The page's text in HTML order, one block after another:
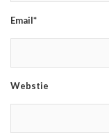
Email*
Webstie